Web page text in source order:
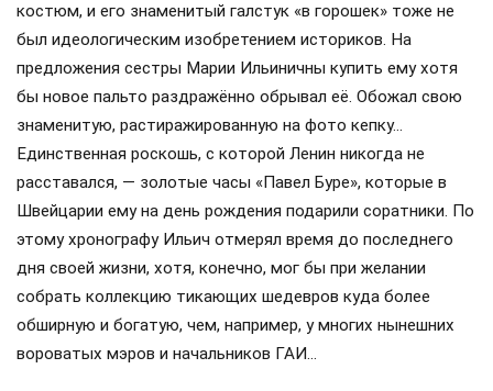
костюм, и его знаменитый галстук «в горошек» тоже не
был идеологическим изобретением историков. На
предложения сестры Марии Ильиничны купить ему хотя
бы новое пальто раздражённо обрывал её. Обожал свою
знаменитую, растиражированную на фото кепку…
Единственная роскошь, с которой Ленин никогда не
расставался, — золотые часы «Павел Буре», которые в
Швейцарии ему на день рождения подарили соратники. По
этому хронографу Ильич отмерял время до последнего
дня своей жизни, хотя, конечно, мог бы при желании
собрать коллекцию тикающих шедевров куда более
обширную и богатую, чем, например, у многих нынешних
вороватых мэров и начальников ГАИ…